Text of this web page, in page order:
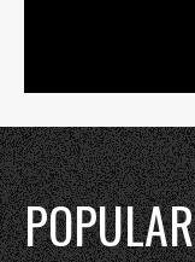
POPULAR